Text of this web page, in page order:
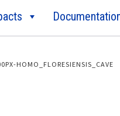
HOMO_FLORESIENSIS_CAVE